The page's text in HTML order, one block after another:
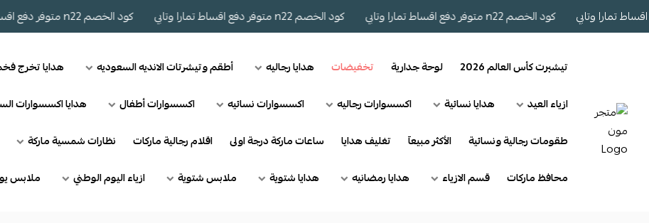
كود الخصم n22 متوفر دفع اقساط تمارا وتابي كود الخصم n22 متوفر دفع اقساط تمارا وتابي كود الخصم n22 متوفر دفع اقساط تمارا وتابي
تيشيرت كأس العالم 2026 لوحة جدارية تخفيضات هدايا رجاليه أطقم وتيشرتات الانديه السعوديه هدايا تخرج
ازياء العيد
هدايا نسائية اكسسوارات رجاليه اكسسوارات نسائيه اكسسوارات أطفال هدايا اكسسوارات
طقومات رجالية ونسائية
الأكثر مبيعآ تغليف هدايا ساعات ماركة درجة اولى اقلام رجالية ماركات نظارات شمسية ماركة
محافظ ماركات
قسم الازياء هدايا رمضانيه هدايا شتوية ملابس شتوية ازياء اليوم الوطني ملابس